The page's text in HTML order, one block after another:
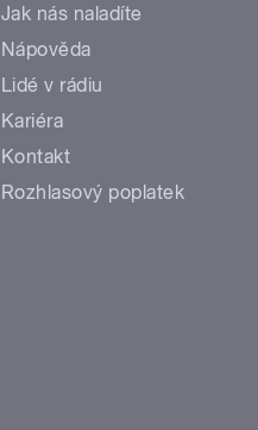
Jak nás naladíte
Nápověda
Lidé v rádiu
Kariéra
Kontakt
Rozhlasový poplatek